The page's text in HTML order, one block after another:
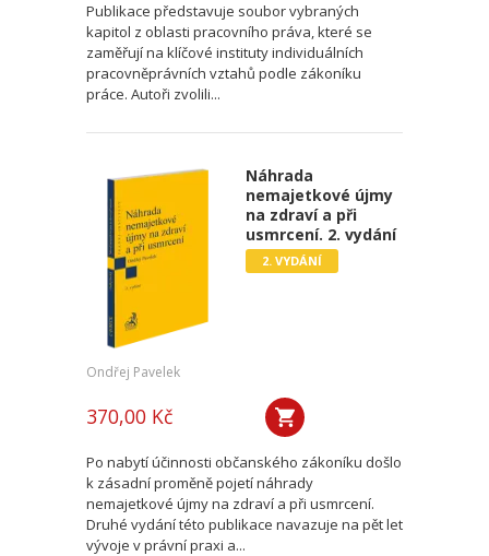
Publikace představuje soubor vybraných
kapitol z oblasti pracovního práva, které se
zaměřují na klíčové instituty individuálních
pracovněprávních vztahů podle zákoníku
práce. Autoři zvolili...
Náhrada
nemajetkové újmy
na zdraví a při
usmrcení. 2. vydání
2. VYDÁNÍ
Ondřej Pavelek
370,00 Kč
Po nabytí účinnosti občanského zákoníku došlo
k zásadní proměně pojetí náhrady
nemajetkové újmy na zdraví a při usmrcení.
Druhé vydání této publikace navazuje na pět let
vývoje v právní praxi a...